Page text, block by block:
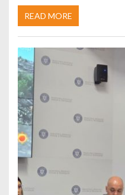
READ MORE